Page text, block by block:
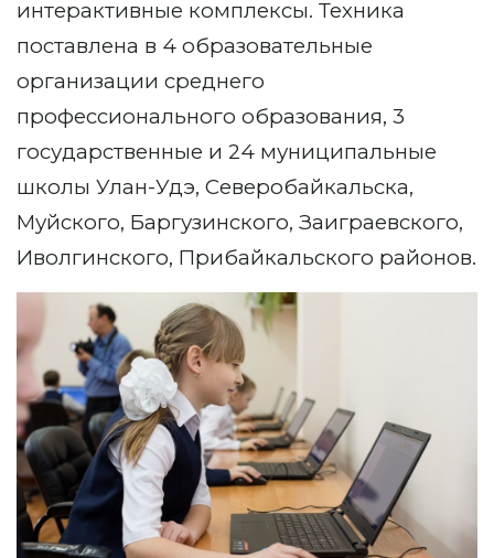
интерактивные комплексы. Техника
поставлена в 4 образовательные
организации среднего
профессионального образования, 3
государственные и 24 муниципальные
школы Улан-Удэ, Северобайкальска,
Муйского, Баргузинского, Заиграевского,
Иволгинского, Прибайкальского районов.